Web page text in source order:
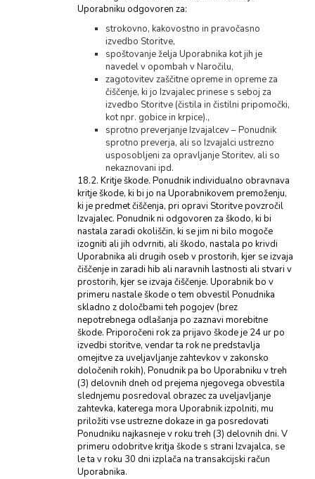
Uporabniku odgovoren za:
strokovno, kakovostno in pravočasno
izvedbo Storitve,
spoštovanje želja Uporabnika kot jih je
navedel v opombah v Naročilu,
zagotovitev zaščitne opreme in opreme za
čiščenje, ki jo Izvajalec prinese s seboj za
izvedbo Storitve (čistila in čistilni pripomočki,
kot npr. gobice in krpice).,
sprotno preverjanje Izvajalcev – Ponudnik
sprotno preverja, ali so Izvajalci ustrezno
usposobljeni za opravljanje Storitev, ali so
nekaznovani ipd.
18.2. Kritje škode. Ponudnik individualno obravnava
kritje škode, ki bi jo na Uporabnikovem premoženju,
ki je predmet čiščenja, pri opravi Storitve povzročil
Izvajalec. Ponudnik ni odgovoren za škodo, ki bi
nastala zaradi okoliščin, ki se jim ni bilo mogoče
izogniti ali jih odvrniti, ali škodo, nastala po krivdi
Uporabnika ali drugih oseb v prostorih, kjer se izvaja
čiščenje in zaradi hib ali naravnih lastnosti ali stvari v
prostorih, kjer se izvaja čiščenje. Uporabnik bo v
primeru nastale škode o tem obvestil Ponudnika
skladno z določbami teh pogojev (brez
nepotrebnega odlašanja po zaznavi morebitne
škode. Priporočeni rok za prijavo škode je 24 ur po
izvedbi storitve, vendar ta rok ne predstavlja
omejitve za uveljavljanje zahtevkov v zakonsko
določenih rokih), Ponudnik pa bo Uporabniku v treh
(3) delovnih dneh od prejema njegovega obvestila
slednjemu posredoval obrazec za uveljavljanje
zahtevka, katerega mora Uporabnik izpolniti, mu
priložiti vse ustrezne dokaze in ga posredovati
Ponudniku najkasneje v roku treh (3) delovnih dni. V
primeru odobritve kritja škode s strani Izvajalca, se
le ta v roku 30 dni izplača na transakcijski račun
Uporabnika.